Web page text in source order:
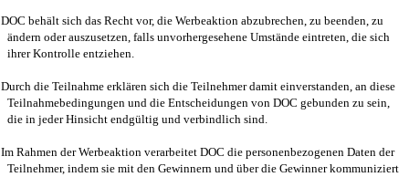
DOC behält sich das Recht vor, die Werbeaktion abzubrechen, zu beenden, zu
ändern oder auszusetzen, falls unvorhergesehene Umstände eintreten, die sich
ihrer Kontrolle entziehen.
Durch die Teilnahme erklären sich die Teilnehmer damit einverstanden, an diese
Teilnahmebedingungen und die Entscheidungen von DOC gebunden zu sein,
die in jeder Hinsicht endgültig und verbindlich sind.
Im Rahmen der Werbeaktion verarbeitet DOC die personenbezogenen Daten der
Teilnehmer, indem sie mit den Gewinnern und über die Gewinner kommuniziert